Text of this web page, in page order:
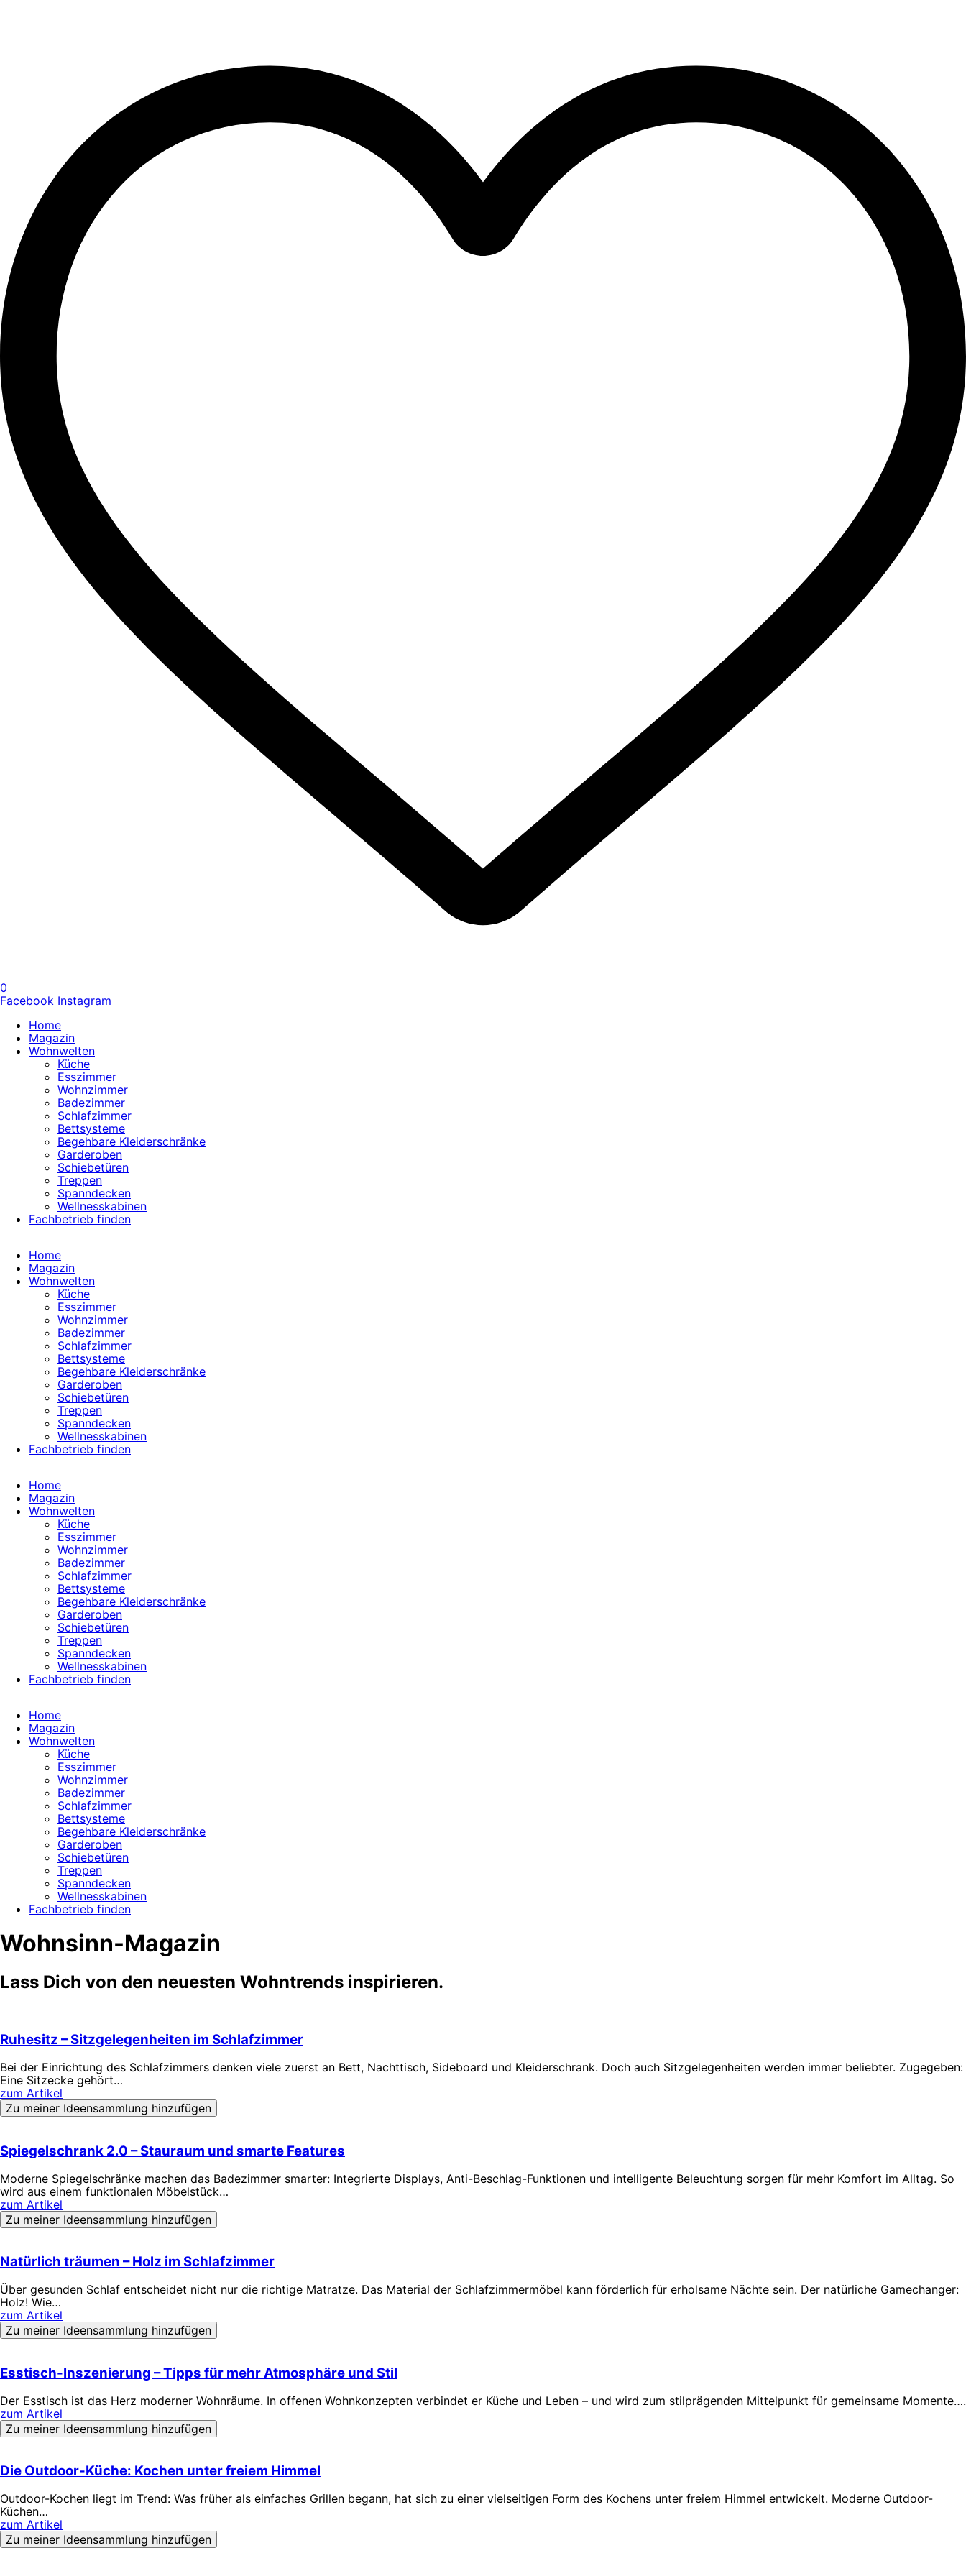
0
Facebook Instagram
Home
Magazin
Wohnwelten
Küche
Esszimmer
Wohnzimmer
Badezimmer
Schlafzimmer
Bettsysteme
Begehbare Kleiderschränke
Garderoben
Schiebetüren
Treppen
Spanndecken
Wellnesskabinen
Fachbetrieb finden
Home
Magazin
Wohnwelten
Küche
Esszimmer
Wohnzimmer
Badezimmer
Schlafzimmer
Bettsysteme
Begehbare Kleiderschränke
Garderoben
Schiebetüren
Treppen
Spanndecken
Wellnesskabinen
Fachbetrieb finden
Home
Magazin
Wohnwelten
Küche
Esszimmer
Wohnzimmer
Badezimmer
Schlafzimmer
Bettsysteme
Begehbare Kleiderschränke
Garderoben
Schiebetüren
Treppen
Spanndecken
Wellnesskabinen
Fachbetrieb finden
Home
Magazin
Wohnwelten
Küche
Esszimmer
Wohnzimmer
Badezimmer
Schlafzimmer
Bettsysteme
Begehbare Kleiderschränke
Garderoben
Schiebetüren
Treppen
Spanndecken
Wellnesskabinen
Fachbetrieb finden
Wohnsinn-Magazin
Lass Dich von den neuesten Wohntrends inspirieren.
Ruhesitz – Sitzgelegenheiten im Schlafzimmer
Bei der Einrichtung des Schlafzimmers denken viele zuerst an Bett, Nachttisch, Sideboard und Kleiderschrank. Doch auch Sitzgelegenheiten werden immer beliebter. Zugegeben:
Eine Sitzecke gehört…
zum Artikel
Zu meiner Ideensammlung hinzufügen
Spiegelschrank 2.0 – Stauraum und smarte Features
Moderne Spiegelschränke machen das Badezimmer smarter: Integrierte Displays, Anti-Beschlag-Funktionen und intelligente Beleuchtung sorgen für mehr Komfort im Alltag. So
wird aus einem funktionalen Möbelstück…
zum Artikel
Zu meiner Ideensammlung hinzufügen
Natürlich träumen – Holz im Schlafzimmer
Über gesunden Schlaf entscheidet nicht nur die richtige Matratze. Das Material der Schlafzimmermöbel kann förderlich für erholsame Nächte sein. Der natürliche Gamechanger:
Holz! Wie…
zum Artikel
Zu meiner Ideensammlung hinzufügen
Esstisch-Inszenierung – Tipps für mehr Atmosphäre und Stil
Der Esstisch ist das Herz moderner Wohnräume. In offenen Wohnkonzepten verbindet er Küche und Leben – und wird zum stilprägenden Mittelpunkt für gemeinsame Momente….
zum Artikel
Zu meiner Ideensammlung hinzufügen
Die Outdoor-Küche: Kochen unter freiem Himmel
Outdoor-Kochen liegt im Trend: Was früher als einfaches Grillen begann, hat sich zu einer vielseitigen Form des Kochens unter freiem Himmel entwickelt. Moderne Outdoor-
Küchen…
zum Artikel
Zu meiner Ideensammlung hinzufügen